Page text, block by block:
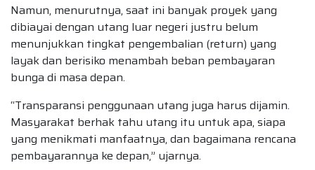
Namun, menurutnya, saat ini banyak proyek yang
dibiayai dengan utang luar negeri justru belum
menunjukkan tingkat pengembalian (return) yang
layak dan berisiko menambah beban pembayaran
bunga di masa depan.
“Transparansi penggunaan utang juga harus dijamin.
Masyarakat berhak tahu utang itu untuk apa, siapa
yang menikmati manfaatnya, dan bagaimana rencana
pembayarannya ke depan,” ujarnya.